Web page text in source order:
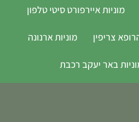
מוניות איירפורט סיטי טלפון
צריפין מוניות ארנונה
באר יעקב רכבת